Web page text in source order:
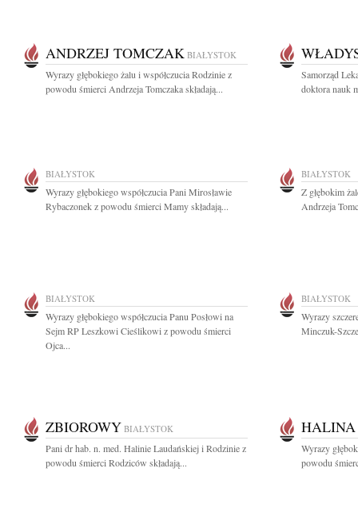
ANDRZEJ TOMCZAK BIAŁYSTOK
Wyrazy głębokiego żalu i współczucia Rodzinie z
powodu śmierci Andrzeja Tomczaka składają...
Samorząd
doktora nauk
BIAŁYSTOK
Wyrazy głębokiego współczucia Pani Mirosławie
Rybaczonek z powodu śmierci Mamy składają...
BIAŁYSTOK
Z głębokim
Andrzeja
BIAŁYSTOK
Wyrazy głębokiego współczucia Panu Posłowi na
Sejm RP Leszkowi Cieślikowi z powodu śmierci
Ojca...
BIAŁYSTOK
Wyrazy
Minczuk-
ZBIOROWY BIAŁYSTOK
Pani dr hab. n. med. Halinie Laudańskiej i Rodzinie z
powodu śmierci Rodziców składają...
HALINA
Wyrazy
powodu